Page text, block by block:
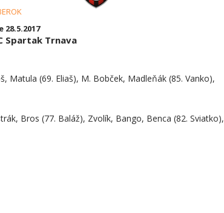
28.5.2017
Spartak Trnava
Matula (69. Eliaš), M. Bobček, Madleňák (85. Vanko),
Bros (77. Baláž), Zvolík, Bango, Benca (82. Sviatko),